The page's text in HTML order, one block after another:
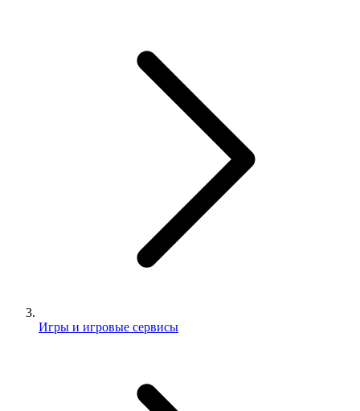
Игры и игровые сервисы